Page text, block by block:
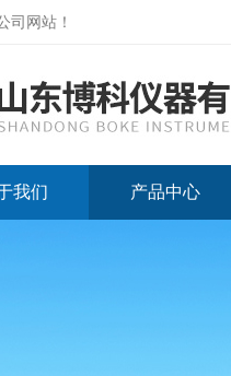
司网站 ！
我们 产品中心